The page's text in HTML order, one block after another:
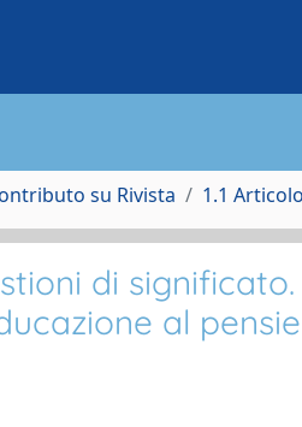
su Rivista 1.1
di
al